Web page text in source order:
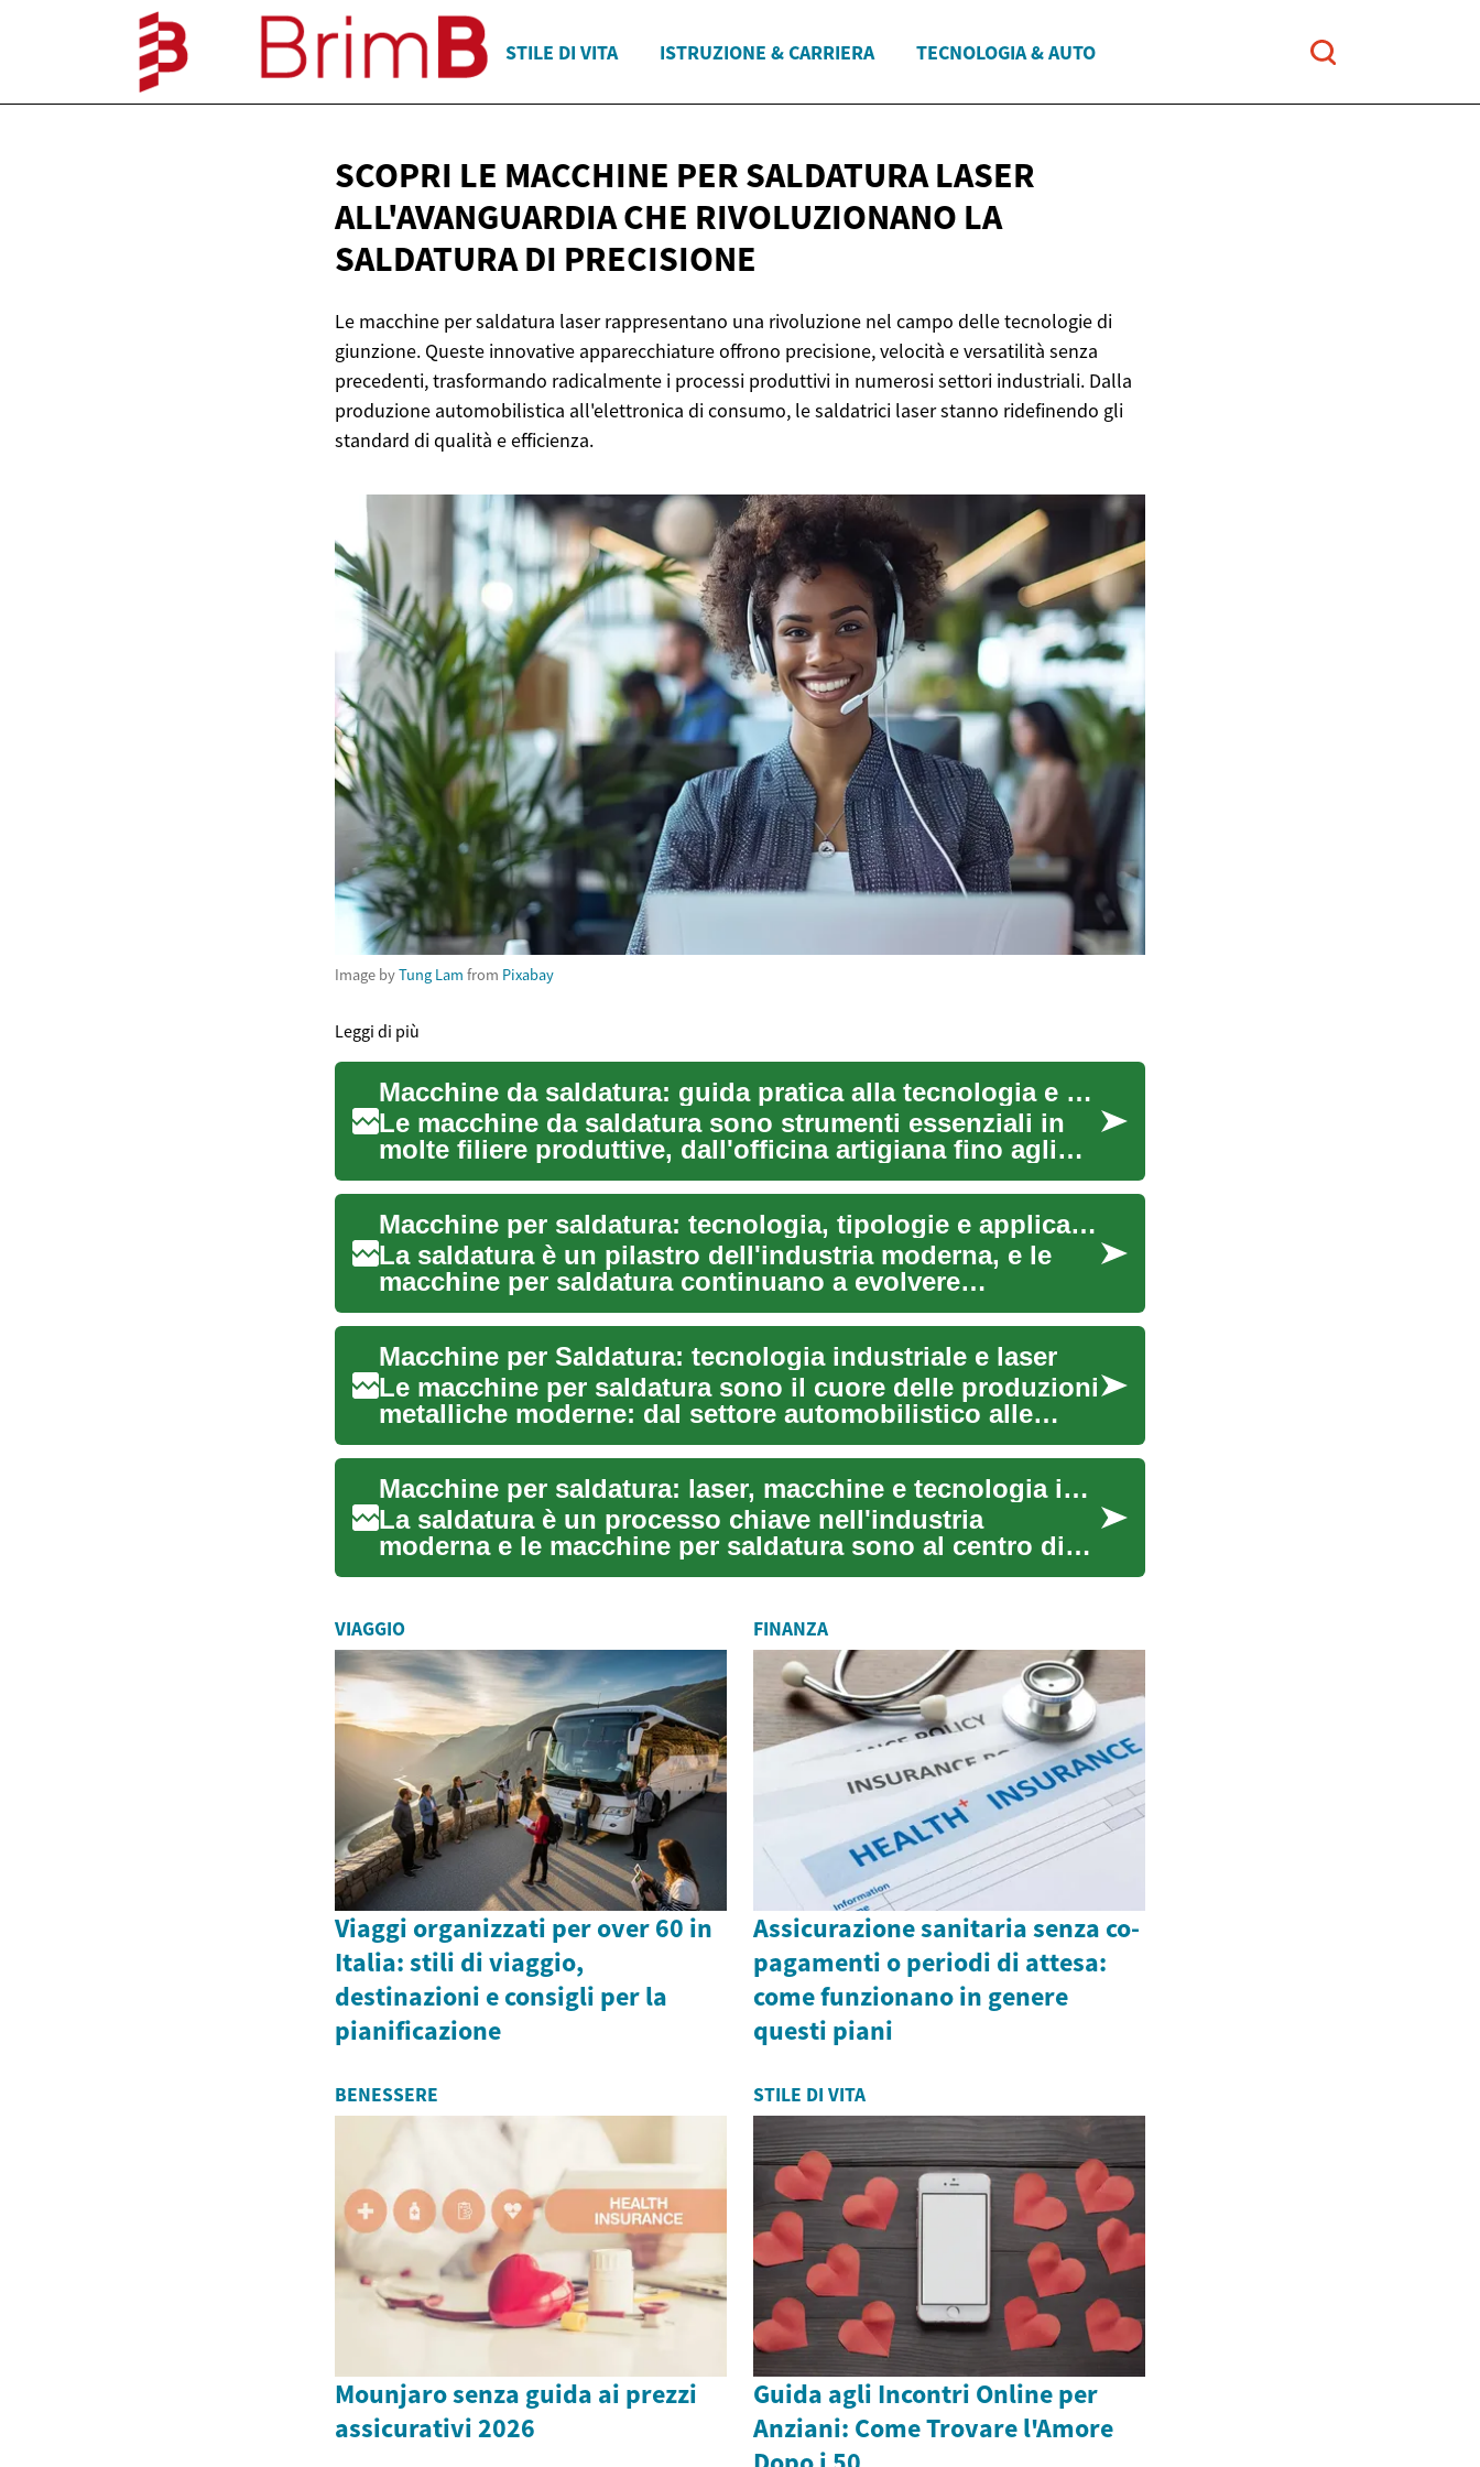
STILE DI VITA ISTRUZIONE & CARRIERA TECNOLOGIA & AUTO
SCOPRI LE MACCHINE PER SALDATURA LASER
ALL'AVANGUARDIA CHE RIVOLUZIONANO LA
SALDATURADI PRECISIONE
Le macchine per saldatura laser rappresentano una rivoluzione nel campo delle tecnologie di
giunzione. Queste innovative apparecchiature offrono precisione, velocità e versatilità senza
precedenti, trasformando radicalmente i processi produttivi in numerosi settori industriali. Dalla
produzione automobilistica all'elettronica di consumo, le saldatrici laser stanno ridefinendo gli
standard di qualità e efficienza.
Image byTung Lam from Pixabay
Leggi di più
Macchine da saldatura: guida pratica alla tecnologia e alle applicazioni
Le macchine da saldatura sono strumenti essenziali in
molte filiere produttive, dall'officina artigiana fino agli
sta...
Macchine per saldatura: tecnologia, tipologie e applicazioni
La saldatura è un pilastro dell'industria moderna, e le
macchine per saldatura continuano a evolvere
spingendo produt...
Macchine per Saldatura: tecnologia industriale e laser
Le macchine per saldatura sono il cuore delle produzioni
metalliche moderne: dal settore automobilistico alle
officin...
Macchine per saldatura: laser, macchine e tecnologia industriale
La saldatura è un processo chiave nell'industria
moderna e le macchine per saldatura sono al centro di
molte linee pr...
VIAGGIO
Viaggi organizzati per over 60 in
Italia: stili di viaggio,
destinazioni e consigli per la
pianificazione
FINANZA
Assicurazione sanitaria senza co-
pagamenti o periodi di attesa:
come funzionano in genere
questi piani
BENESSERE
Mounjaro senza guida ai prezzi
assicurativi 2026
STILE DI VITA
Guida agli Incontri Online per
Anziani: Come Trovare l'Amore